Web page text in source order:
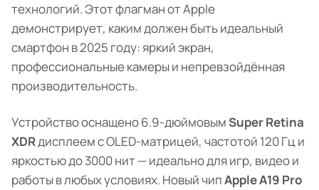
технологий. Этот флагман от Apple
демонстрирует, каким должен быть идеальный
смартфон в 2025 году: яркий экран,
профессиональные камеры и непревзойдённая
производительность.
Устройство оснащено 6.9-дюймовымSuper Retina
XDRдисплеем с OLED-матрицей, частотой 120 Гц и
яркостью до 3000 нит — идеально для игр, видео и
работы в любых условиях. Новый чипApple A19 Pro